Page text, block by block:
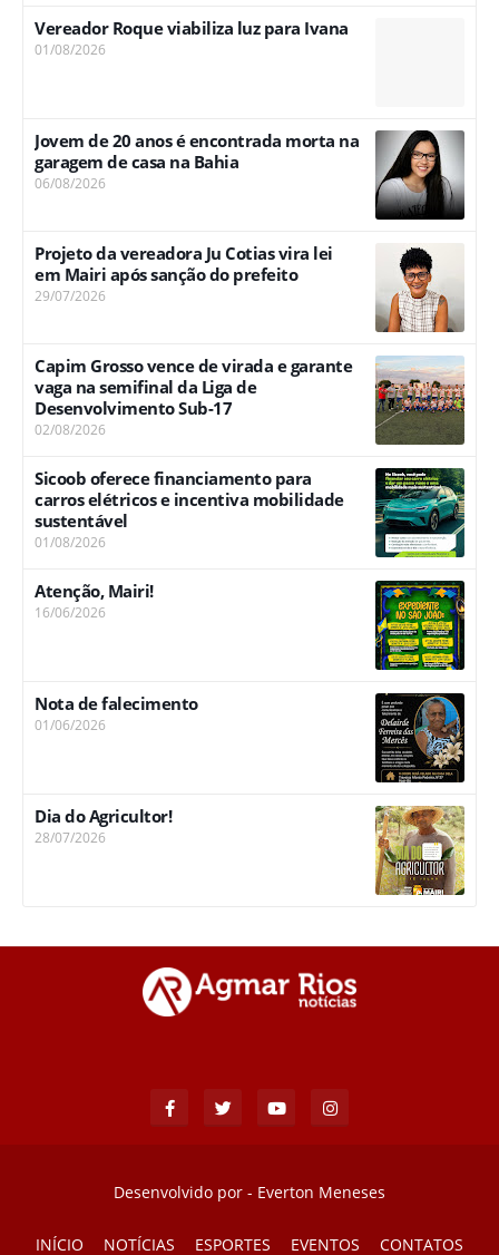
Vereador Roque viabiliza luz para Ivana
01/08/2026
Jovem de 20 anos é encontrada morta na
garagem de casa na Bahia
06/08/2026
Projeto da vereadora Ju Cotias vira lei
em Mairi após sanção do prefeito
29/07/2026
Capim Grosso vence de virada e garante
vaga na semifinal da Liga de
Desenvolvimento Sub-17
02/08/2026
Sicoob oferece financiamento para
carros elétricos e incentiva mobilidade
sustentável
01/08/2026
Atenção, Mairi!
16/06/2026
Nota de falecimento
01/06/2026
Dia do Agricultor!
28/07/2026
Desenvolvido por - Everton Meneses
INÍCIO NOTÍCIAS ESPORTES EVENTOS CONTATOS